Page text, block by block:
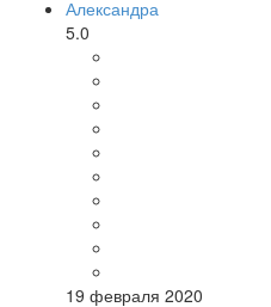
Александра
5.0
19 февраля 2020